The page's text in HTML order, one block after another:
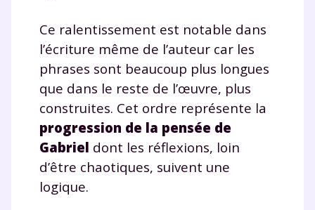
Ce ralentissement est notable dans
l’écriture même de l’auteur car les
phrases sont beaucoup plus longues
que dans le reste de l’œuvre, plus
construites. Cet ordre représente la
progression de la pensée de
Gabriel dont les réflexions, loin
d’être chaotiques, suivent une
logique.